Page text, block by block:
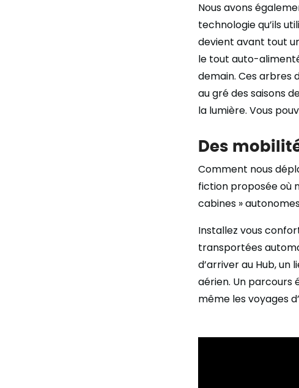
Nous avons
technologie qu’ils
devient avant tout
le tout auto-
demain. Ces arbres
au gré des saisons
la lumière. Vous
Des
Comment nous
fiction proposée où
cabines »
Installez vous
transportées
d’arriver au Hub,
aérien. Un parcours
même les voyages